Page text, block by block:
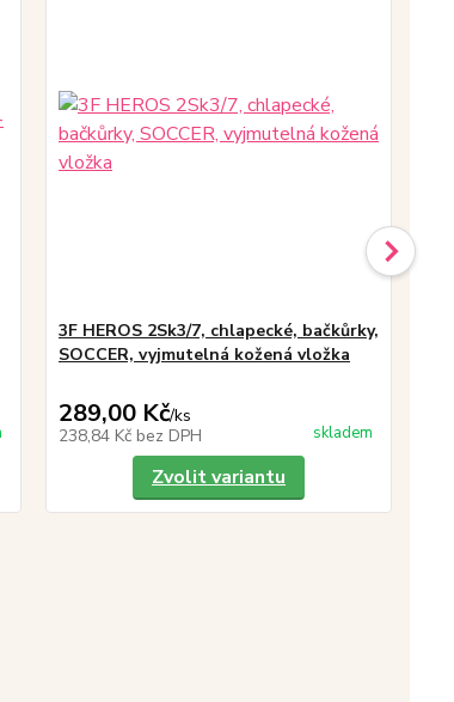
3F HEROS 2Sk3/7, chlapecké, bačkůrky,
SOCCER, vyjmutelná kožená vložka
289,00 Kč/ks
238,84 Kč bez DPH skladem
Zvolit variantu